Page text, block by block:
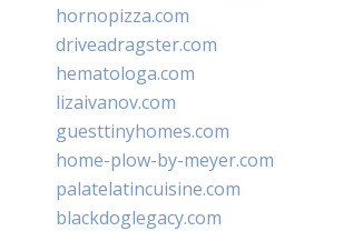
hornopizza.com
driveadragster.com
hematologa.com
lizaivanov.com
guesttinyhomes.com
home-plow-by-meyer.com
palatelatincuisine.com
blackdoglegacy.com